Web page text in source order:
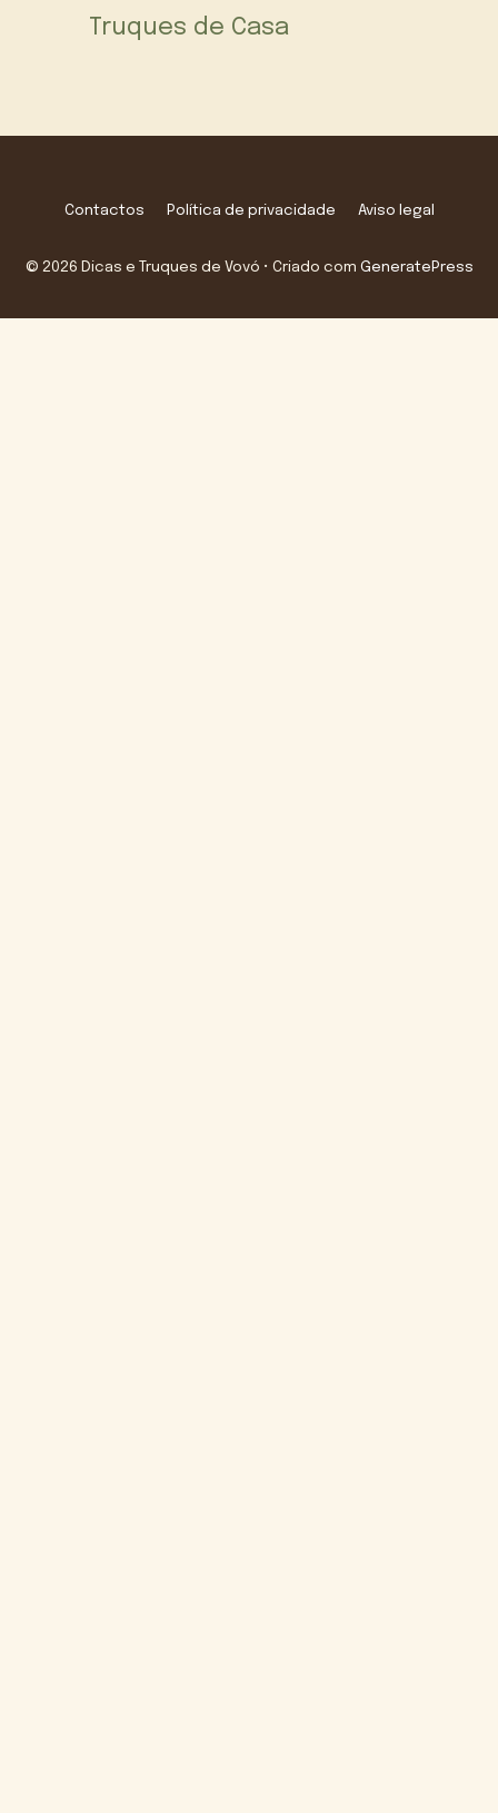
Truques de Casa
Contactos Política de privacidade Aviso legal
© 2026 Dicas e Truques de Vovó • Criado com GeneratePress